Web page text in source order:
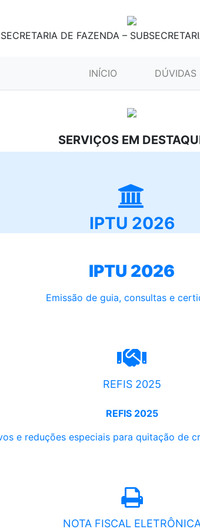
SECRETARIA DE FAZENDA –
INÍCIO (CURRENT)DÚVIDAS
SERVIÇOS EM
IPTU 2026
IPTU 2026
Emissão de guia, consultas e
REFIS 2025
REFIS 2025
e reduções especiais para quitação de
NOTA FISCAL